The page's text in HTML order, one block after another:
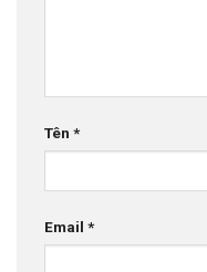
Tên *
Email *